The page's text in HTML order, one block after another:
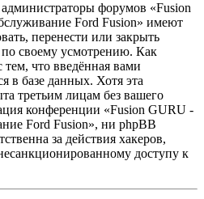
форумов «Fusion
Ford Fusion» имеют
перенести или закрыть
своему усмотрению. Как
тем, что введённая вами
в базе данных. Хотя эта
третьим лицам без вашего
конференции «Fusion GURU -
Ford Fusion», ни phpBB
за действия хакеров,
доступу к